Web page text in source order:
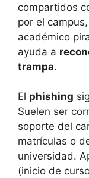
compartidos
por el
académico
ayuda a
trampa.
El phishing
Suelen ser
soporte del
matrículas o
universidad.
(inicio de